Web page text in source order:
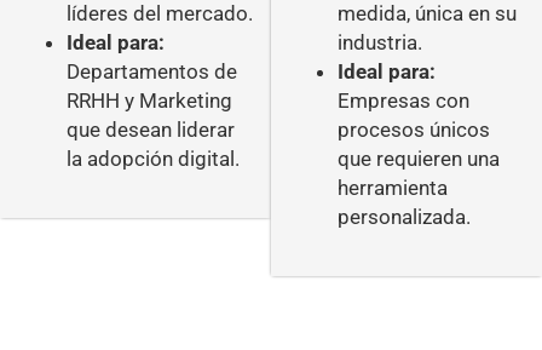
líderes del mercado.
Ideal para:
Departamentos de
RRHH y Marketing
que desean liderar
la adopción digital.
medida, única en su
industria.
Ideal para:
Empresas con
procesos únicos
que requieren una
herramienta
personalizada.